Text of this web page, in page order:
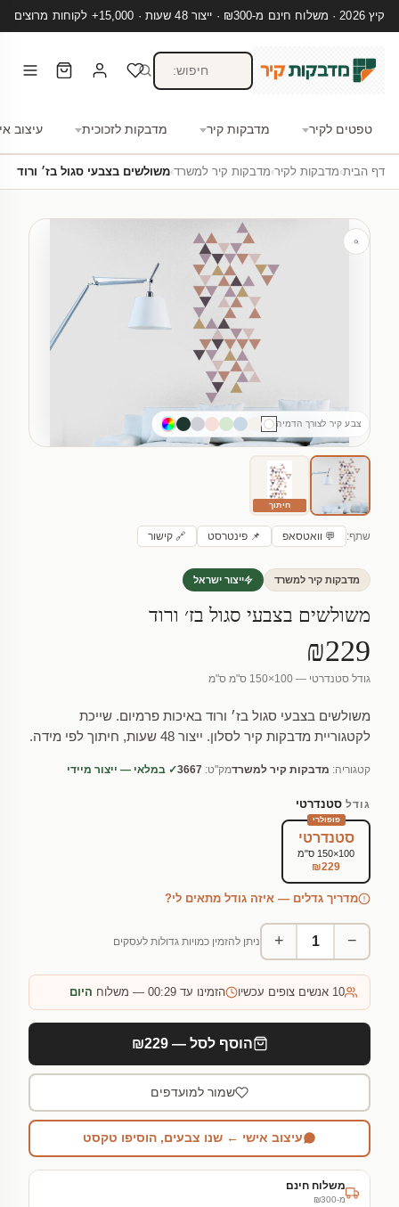
קיץ 2026 · משלוח חינם מ-₪300 · ייצור 48 שעות · 15,000+ לקוחות מרוצים
טפטים לקיר מדבקות קיר מדבקות לזכוכית עיצוב
דף הבית›מדבקות לקיר›מדבקות קיר למשרד›משולשים בצבעי סגול בז׳ ורוד
צבע קיר לצורך הדמיה
חיתוך
שתף: 💬 וואטסאפ 📌 פינטרסט 🔗 קישור
מדבקות קיר למשרד ייצור ישראל
משולשים בצבעי סגול בז׳ ורוד
₪229
גודל סטנדרטי — 100×150 ס"מ ס"מ
משולשים בצבעי סגול בז׳ ורוד באיכות פרמיום. שייכת
לקטגוריית מדבקות קיר לסלון. ייצור 48 שעות, חיתוך לפי מידה.
קטגוריה: מדבקות קיר למשרדמק"ט: 3667✓ במלאי — ייצור מיידי
גודל סטנדרטי
פופולרי
סטנדרטי
100×150 ס"מ
₪229
מדריך גדלים — איזה גודל מתאים לי?
−
+ ניתן להזמין כמויות גדולות לעסקים
10 אנשים צופים עכשיו הזמינו עד 00:29 — משלוח היום
הוסף לסל — ₪229
שמור למועדפים
עיצוב אישי ← שנו צבעים, הוסיפו טקסט
משלוח חינם
מ-₪300